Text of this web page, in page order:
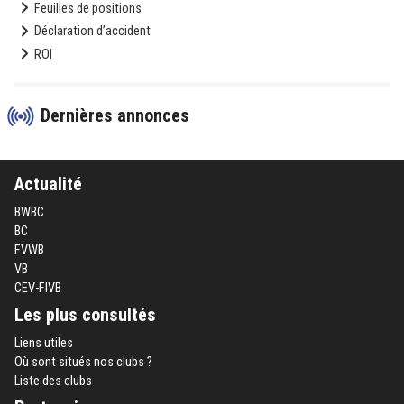
Feuilles de positions
Déclaration d’accident
ROI
Dernières annonces
Actualité
BWBC
BC
FVWB
VB
CEV-FIVB
Les plus consultés
Liens utiles
Où sont situés nos clubs ?
Liste des clubs